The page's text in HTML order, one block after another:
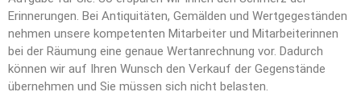
Erinnerungen. Bei Antiquitäten, Gemälden und Wertgegeständen
nehmen unsere kompetenten Mitarbeiter und Mitarbeiterinnen
bei der Räumung eine genaue Wertanrechnung vor. Dadurch
können wir auf Ihren Wunsch den Verkauf der Gegenstände
übernehmen und Sie müssen sich nicht belasten.